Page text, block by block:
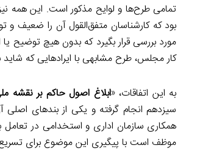
بود که کارشناسان متفق‌القول آن را ضعیف
مورد بررسی قرار بگیرد که بدون هیچ توضیح
کار مجلس، طرح مشابهی با ایرادهایی که
به این اتفاقات، «ابلاغ اصول حاکم بر نقشه
سیزدهم انجام گرفته و یکی از بندهای
همکاری سازمان اداری و استخدامی در
موظف است با پیگیری این موضوع برای